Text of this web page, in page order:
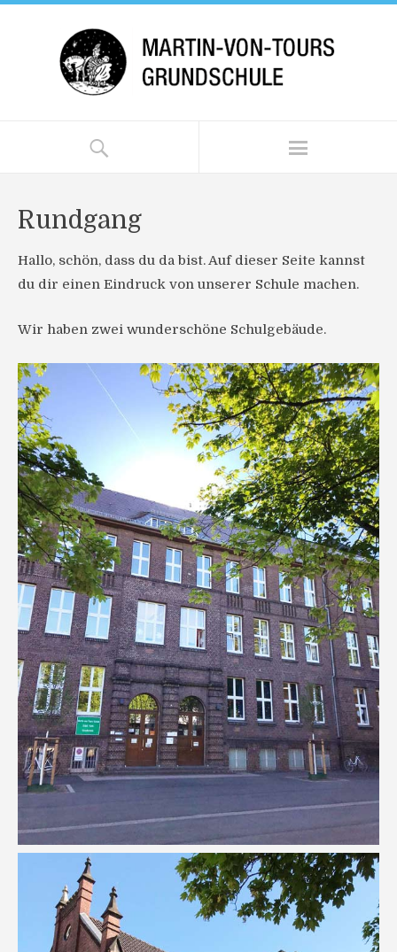
Rundgang
Hallo, schön, dass du da bist. Auf dieser Seite kannst
du dir einen Eindruck von unserer Schule machen.
Wir haben zwei wunderschöne Schulgebäude.